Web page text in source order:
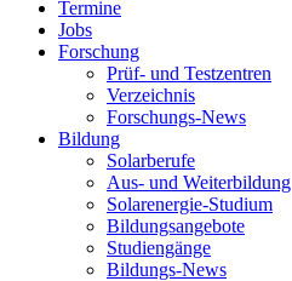
Termine
Jobs
Forschung
Prüf- und Testzentren
Verzeichnis
Forschungs-News
Bildung
Solarberufe
Aus- und Weiterbildung
Solarenergie-Studium
Bildungsangebote
Studiengänge
Bildungs-News